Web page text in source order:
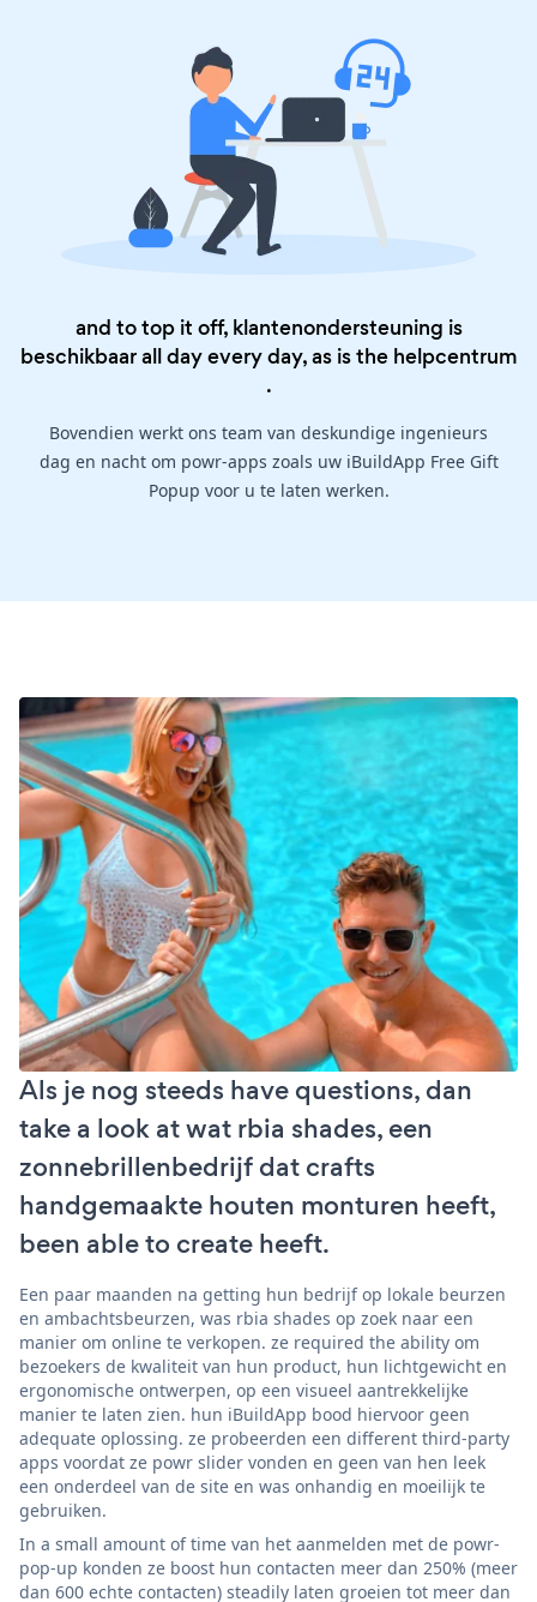
and to top it off, klantenondersteuning is
beschikbaar all day every day, as is the helpcentrum
.
Bovendien werkt ons team van deskundige ingenieurs
dag en nacht om powr-apps zoals uw iBuildApp Free Gift
Popup voor u te laten werken.
Als je nog steeds have questions, dan
take a look at wat rbia shades, een
zonnebrillenbedrijf dat crafts
handgemaakte houten monturen heeft,
been able to create heeft.
Een paar maanden na getting hun bedrijf op lokale beurzen
en ambachtsbeurzen, was rbia shades op zoek naar een
manier om online te verkopen. ze required the ability om
bezoekers de kwaliteit van hun product, hun lichtgewicht en
ergonomische ontwerpen, op een visueel aantrekkelijke
manier te laten zien. hun iBuildApp bood hiervoor geen
adequate oplossing. ze probeerden een different third-party
apps voordat ze powr slider vonden en geen van hen leek
een onderdeel van de site en was onhandig en moeilijk te
gebruiken.
In a small amount of time van het aanmelden met de powr-
pop-up konden ze boost hun contacten meer dan 250% (meer
dan 600 echte contacten) steadily laten groeien tot meer dan